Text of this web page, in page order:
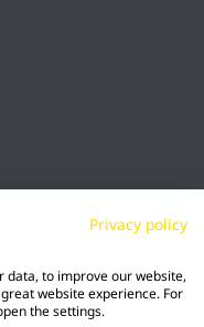
Privacy policy
data, to improve our website,
website experience. For
the settings.